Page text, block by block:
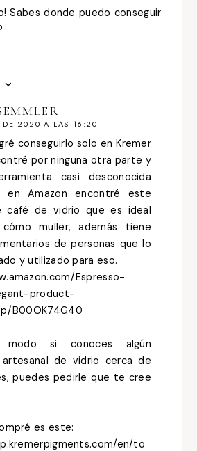
Sabes donde puedo conseguir
DE 2020 A LAS 16:20
conseguirlo solo en Kremer
por ninguna otra parte y
casi desconocida
en Amazon encontré este
café de vidrio que es ideal
muller, además tiene
de personas que lo
y utilizado para eso.
Espresso-
product-
B00OK74G40
si conoces algún
artesanal de vidrio cerca de
puedes pedirle que te cree
es este:
en/to